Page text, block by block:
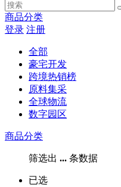
商品分类
登录 注册
全部
豪宅开发
跨境热销榜
原料集采
全球物流
数字园区
商品分类
筛选出 ... 条数据
已选